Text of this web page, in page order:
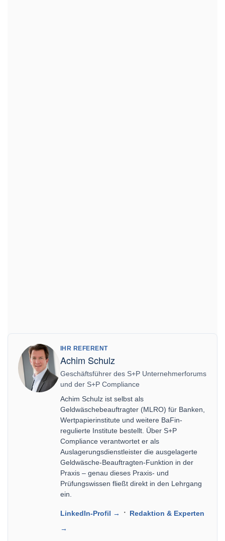
IHR REFERENT
Achim Schulz
Geschäftsführer des S+P Unternehmerforums
und der S+P Compliance
Achim Schulz ist selbst als
Geldwäschebeauftragter (MLRO) für Banken,
Wertpapierinstitute und weitere BaFin-
regulierte Institute bestellt. Über S+P
Compliance verantwortet er als
Auslagerungsdienstleister die ausgelagerte
Geldwäsche-Beauftragten-Funktion in der
Praxis – genau dieses Praxis- und
Prüfungswissen fließt direkt in den Lehrgang
ein.
LinkedIn-Profil → · Redaktion & Experten
→